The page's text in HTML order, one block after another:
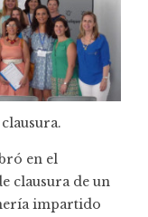
en el
clausura de un
impartido